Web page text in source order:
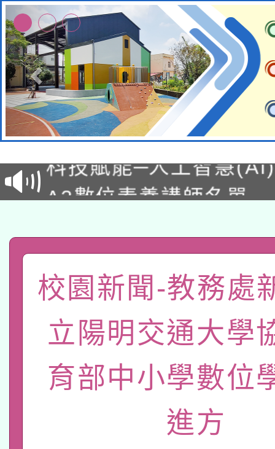
本館辦理115年度閱讀
暨閱讀推動專業研習
礎課程
A3數位素養講師名單
pilot」
有關大陸委員會函釋公
薪期間赴陸應申請許可
轉知經濟部水利署委託
業技術研究院辦理「
用水績優單位及節水達
動」
桃園市孔廟祈福系列
開 智慧啟航」
2026年桃園地景藝術
「2026桃園藝術巡演
轉知教育部國民及學前
國立臺灣師範大學辦
本館辦理115年度閱讀
校園新聞-教務處
立陽明交通大學
育部中小學數位
進方